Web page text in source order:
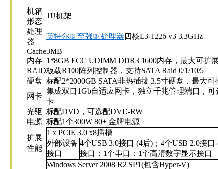
机箱
形态
1U机架
处理
器
英特尔® 至强® 处理器 四核E3-1226 v3 3.3GHz
Cache3MB
内存 1*8GB ECC UDIMM DDR3 1600内存，最大可扩
RAID板载R100阵列控制器，支持SATA Raid 0/1/10/5
硬盘 标配2*2000GB SATA非热插拔 3.5寸硬盘，最大
网卡
集成双口1Gb自适应网卡，独立千兆管理端口，
卡
光驱 标配DVD，可选配DVD-RW
电源 标配1个300W 80+ 金牌电源
扩展
性能
1 x PCIE 3.0 x8插槽
外部设备
接口
4个USB 3.0接口 (4后)；4个USB 2.0接
接口；1个串口；1个高清数字显示接口
Windows Server 2008 R2 SP1(包含Hyper-V)